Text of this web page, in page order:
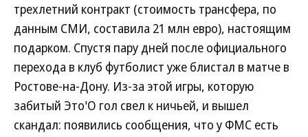
трехлетний контракт (стоимость трансфера, по
данным СМИ, составила 21 млн евро), настоящим
подарком. Спустя пару дней после официального
перехода в клуб футболист уже блистал в матче в
Ростове-на-Дону. Из-за этой игры, которую
забитый Это'О гол свел к ничьей, и вышел
скандал: появились сообщения, что у ФМС есть